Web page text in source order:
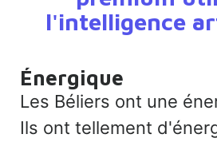
l'intelligence
Énergique
Les Béliers ont une
Ils ont tellement